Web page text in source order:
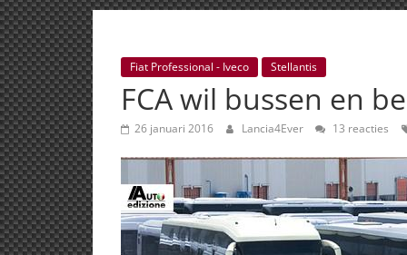
Italiana
|
Italiaans
autonieuws
&
lifestyle
Fiat Professional - Iveco Stellantis
FCA wil bussen en
26 januari 2016 Lancia4Ever 13 reacties